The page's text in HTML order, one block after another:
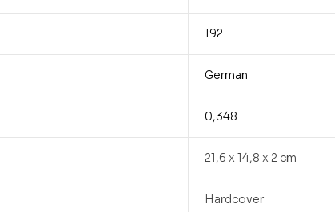
192
German
0,348
21,6 x 14,8 x 2 cm
Hardcover